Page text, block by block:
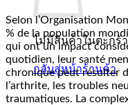
ไม่มีสินค้าในตะกร้า
กลับสู่หน้าร้านค้า
Selon l’Organisation
% de la population
qui ont un impact
quotidien, leur santé
chronique peut résulter
l’arthrite, les troubles
traumatiques. La